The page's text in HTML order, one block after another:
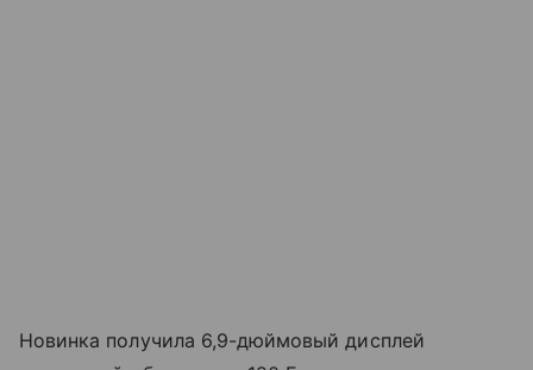
Новинка получила 6,9-дюймовый дисплей